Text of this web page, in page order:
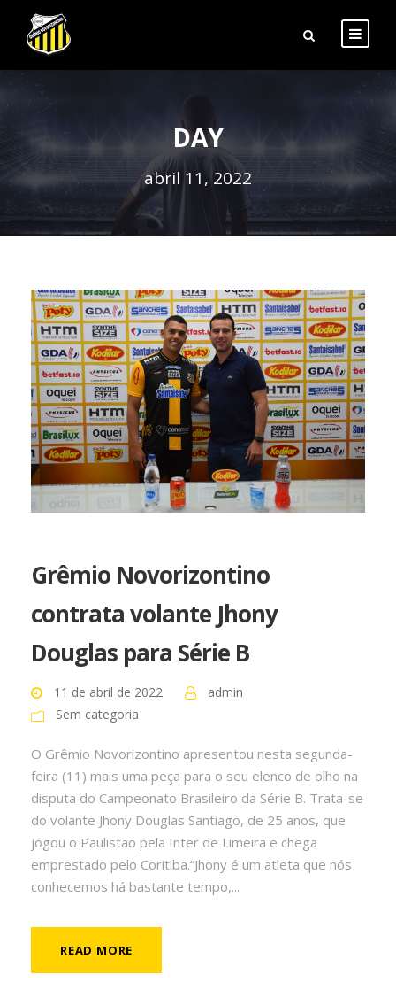
DAY
abril 11, 2022
Grêmio Novorizontino
contrata volante Jhony
Douglas para Série B
11 de abril de 2022
admin
Sem categoria
O Grêmio Novorizontino apresentou nesta segunda-
feira (11) mais uma peça para o seu elenco de olho na
disputa do Campeonato Brasileiro da Série B. Trata-se
do volante Jhony Douglas Santiago, de 25 anos, que
jogou o Paulistão pela Inter de Limeira e chega
emprestado pelo Coritiba.“Jhony é um atleta que nós
conhecemos há bastante tempo,...
READ MORE